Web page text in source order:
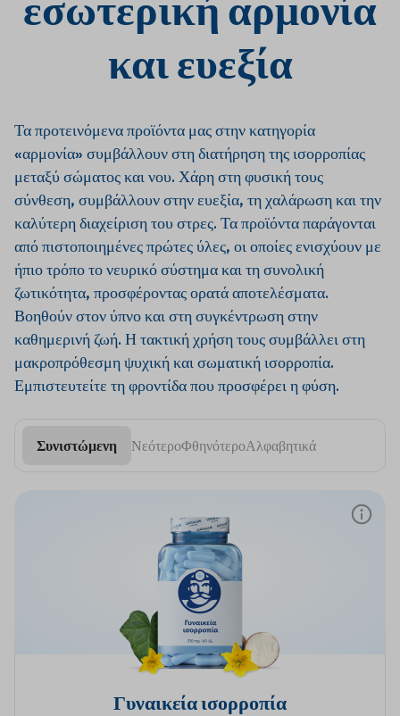
ψυχική ευεξία, τον ποιοτικό ύπνο
και τη φυσική ισορροπία του
οργανισμού.Περιέχουν προσεκτικά
επιλεγμένα φυτικά εκχυλίσματα,
βιταμίνες και άλλες λειτουργικές
αντιμετώπιση του καθημερινού
στρες, προάγουν τη χαλάρωση
και την αρμονική λειτουργία του
σώματος και του νου.Η τακτική
χρήσησυμβάλλει στην καλύτερη
ανάρρωση, στον πιο ήρεμο ύπνο
και στη γενική ψυχική ευεξία.
Ψυχική
εσωτερική
Ένας
ποιοτικός
Καλύτερη
διαχείριση
Η φυσική
ισορροπία
και ευεξία
Τα προτεινόμενα προϊόντα μας στην κατηγορία
«αρμονία» συμβάλλουν στη διατήρηση της ισορροπίας
μεταξύ σώματος και νου. Χάρη στη φυσική τους
σύνθεση, συμβάλλουν στην ευεξία, τη χαλάρωση και την
καλύτερη διαχείριση του στρες. Τα προϊόντα παράγονται
από πιστοποιημένες πρώτες ύλες, οι οποίες ενισχύουν με
ήπιο τρόπο το νευρικό σύστημα και τη συνολική
ζωτικότητα, προσφέροντας ορατά αποτελέσματα.
Βοηθούν στον ύπνο και στη συγκέντρωση στην
καθημερινή ζωή. Η τακτική χρήση τους συμβάλλει στη
μακροπρόθεσμη ψυχική και σωματική ισορροπία.
Εμπιστευτείτε τη φροντίδα που προσφέρει η φύση.
Συνιστώμενη ΝεότεροΦθηνότεροΑλφαβητικά
Γυναικεία ισορροπία